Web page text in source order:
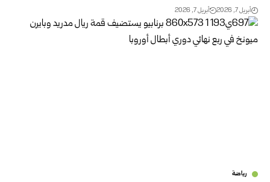
أبريل 7, 2026 أبريل 7, 2026
رياضة